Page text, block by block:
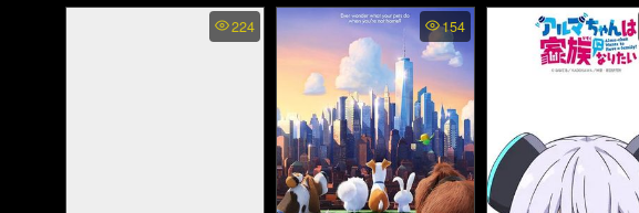
Camp Lazlo พากย์ไทย -
แค้มป์ ลาซโล (2005)
A Silent Voice: The Movie
- รักไร้เสียง (2016)
Memoir of a Snail -
ทากหัวใจผจญภัย
224 154